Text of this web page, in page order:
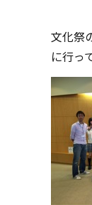
文化祭
に行っ